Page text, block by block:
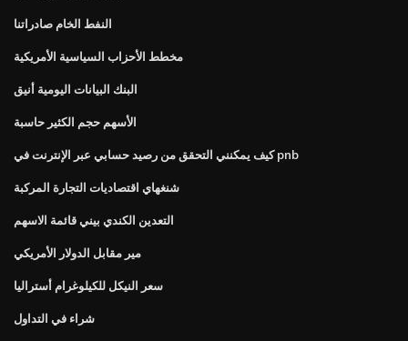
النفط الخام صادراتنا
مخطط الأحزاب السياسية الأمريكية
البنك البيانات اليومية أنيق
الأسهم حجم الكثير حاسبة
كيف يمكنني التحقق من رصيد حسابي عبر الإنترنت في pnb
شنغهاي اقتصاديات التجارة المركبة
التعدين الكندي بيني قائمة الاسهم
مير مقابل الدولار الأمريكي
سعر النيكل للكيلوغرام أستراليا
شراء في التداول